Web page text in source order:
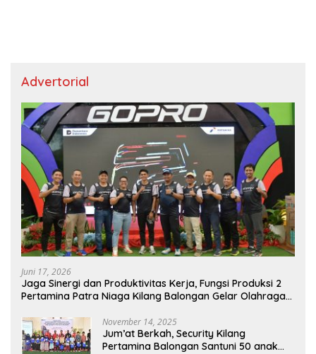
Advertorial
Juni 17, 2026
Jaga Sinergi dan Produktivitas Kerja, Fungsi Produksi 2
Pertamina Patra Niaga Kilang Balongan Gelar Olahraga
November 14, 2025
Jum’at Berkah, Security Kilang
Pertamina Balongan Santuni 50 anak